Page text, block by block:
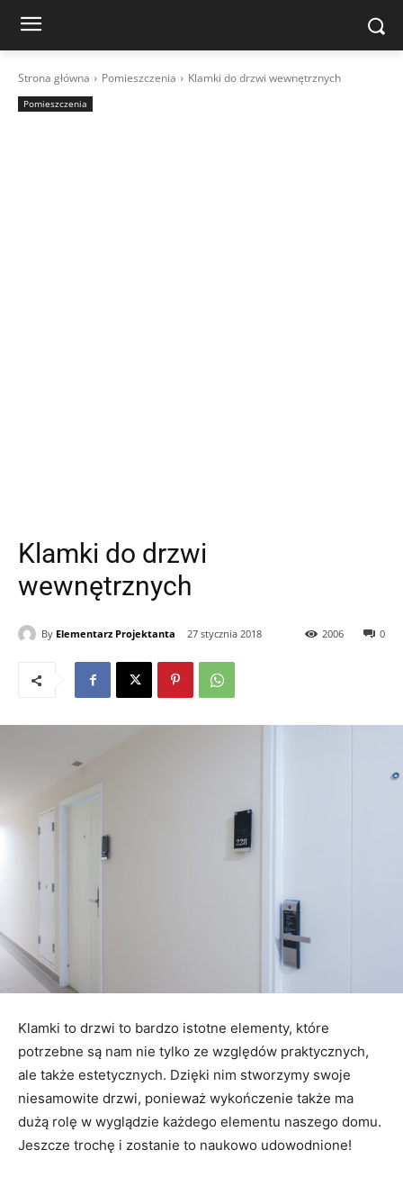
Strona główna Pomieszczenia Klamki do drzwi wewnętrznych
Pomieszczenia
Klamki do drzwi
wewnętrznych
By Elementarz Projektanta 27 stycznia 2018 0
2006
Klamki to drzwi to bardzo istotne elementy, które
potrzebne są nam nie tylko ze względów praktycznych,
ale także estetycznych. Dzięki nim stworzymy swoje
niesamowite drzwi, ponieważ wykończenie także ma
dużą rolę w wyglądzie każdego elementu naszego domu.
Jeszcze trochę i zostanie to naukowo udowodnione!